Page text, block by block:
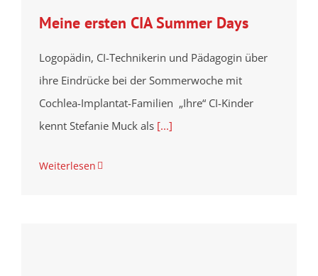
Meine ersten CIA Summer Days
Logopädin, CI-Technikerin und Pädagogin über
ihre Eindrücke bei der Sommerwoche mit
Cochlea-Implantat-Familien „Ihre“ CI-Kinder
kennt Stefanie Muck als[...]
Weiterlesen